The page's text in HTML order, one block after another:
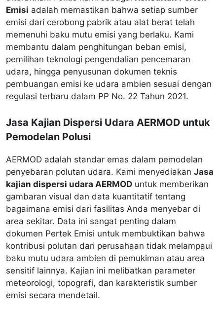
Emisi adalah memastikan bahwa setiap sumber
emisi dari cerobong pabrik atau alat berat telah
memenuhi baku mutu emisi yang berlaku. Kami
membantu dalam penghitungan beban emisi,
pemilihan teknologi pengendalian pencemaran
udara, hingga penyusunan dokumen teknis
pembuangan emisi ke udara ambien sesuai dengan
regulasi terbaru dalam PP No. 22 Tahun 2021.
Jasa Kajian Dispersi Udara AERMOD untuk
Pemodelan Polusi
AERMOD adalah standar emas dalam pemodelan
penyebaran polutan udara. Kami menyediakan Jasa
kajian dispersi udara AERMOD untuk memberikan
gambaran visual dan data kuantitatif tentang
bagaimana emisi dari fasilitas Anda menyebar di
area sekitar. Data ini sangat penting dalam
dokumen Pertek Emisi untuk membuktikan bahwa
kontribusi polutan dari perusahaan tidak melampaui
baku mutu udara ambien di pemukiman atau area
sensitif lainnya. Kajian ini melibatkan parameter
meteorologi, topografi, dan karakteristik sumber
emisi secara mendetail.